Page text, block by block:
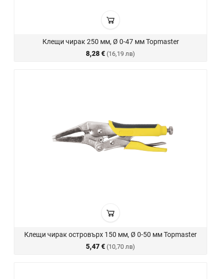
Клещи чирак 250 мм, Ø 0-47 мм Topmaster
8,28 € (16,19 лв)
Клещи чирак островърх 150 мм, Ø 0-50 мм Topmaster
5,47 € (10,70 лв)